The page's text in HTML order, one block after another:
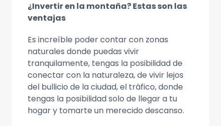
¿Invertir en la montaña? Estas son las
ventajas
Es increíble poder contar con zonas
naturales donde puedas vivir
tranquilamente, tengas la posibilidad de
conectar con la naturaleza, de vivir lejos
del bullicio de la ciudad, el tráfico, donde
tengas la posibilidad solo de llegar a tu
hogar y tomarte un merecido descanso.